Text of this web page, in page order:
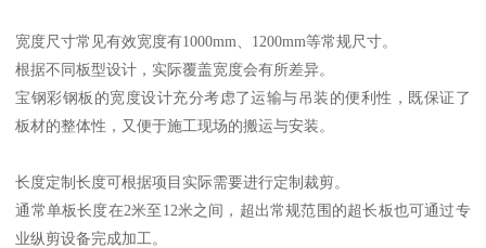
宽度尺寸常见有效宽度有1000mm、1200mm等常规尺寸。
根据不同板型设计，实际覆盖宽度会有所差异。
宝钢彩钢板的宽度设计充分考虑了运输与吊装的便利性，既保证了
板材的整体性，又便于施工现场的搬运与安装。
长度定制长度可根据项目实际需要进行定制裁剪。
通常单板长度在2米至12米之间，超出常规范围的超长板也可通过专
业纵剪设备完成加工。